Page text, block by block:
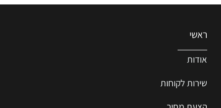
ראשי
אודות
שירות לקוחות